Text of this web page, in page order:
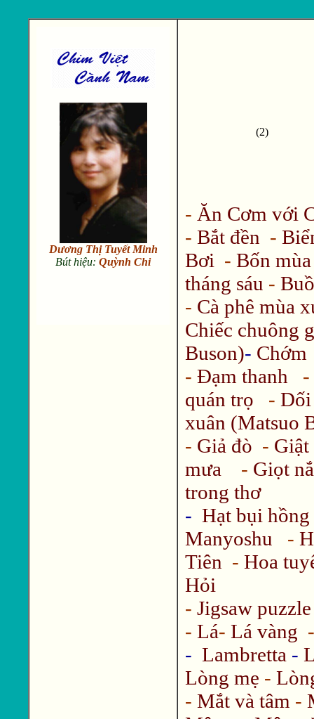
Dương Thị Tuyết Minh
Bút hiệu: Quỳnh Chi
(2)
- Ăn Cơm với
- Bắt đền -
Bơi - Bốn mùa
tháng sáu -
- Cà phê mùa
Chiếc chuông
Buson)-
- Đạm thanh -
quán trọ - Dối
xuân (Matsuo
- Giả đò -
mưa - Giọt
trong thơ
- Hạt bụi hồng
Manyoshu
-
Tiên - Hoa
Hỏi
- Jigsaw puzzle
- Lá- Lá vàng
- Lambretta -
Lòng mẹ -
- Mắt và tâm -